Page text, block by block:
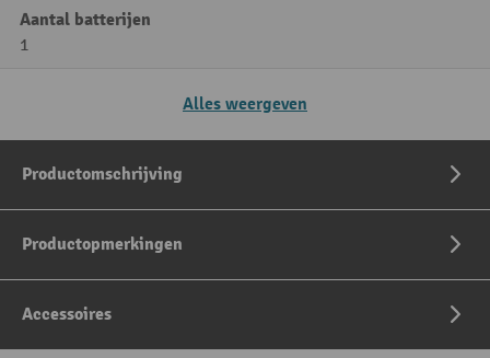
Aantal batterijen
1
Alles weergeven
Productomschrijving
Productopmerkingen
Accessoires